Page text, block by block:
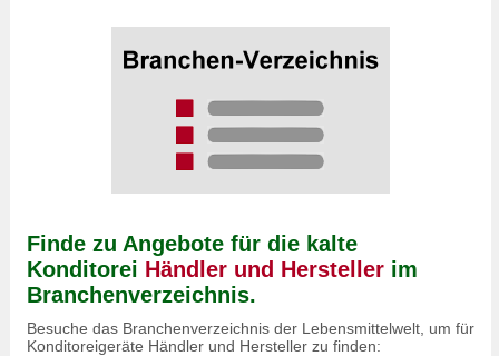
Finde zu Angebote für die kalte
Konditorei Händler und Hersteller im
Branchenverzeichnis.
Besuche das Branchenverzeichnis der Lebensmittelwelt, um für
Konditoreigeräte Händler und Hersteller zu finden: